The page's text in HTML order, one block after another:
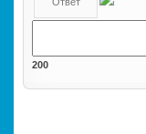
200